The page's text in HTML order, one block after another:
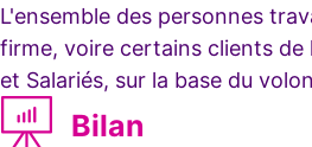
L'ensemble des personnes
firme, voire certains clients de
et Salariés, sur la base du
Bilan